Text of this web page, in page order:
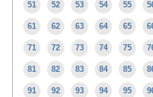
51 52 53 54 55
61 62 63 64 65
71 72 73 74 75
81 82 83 84 85
91 92 93 94 95